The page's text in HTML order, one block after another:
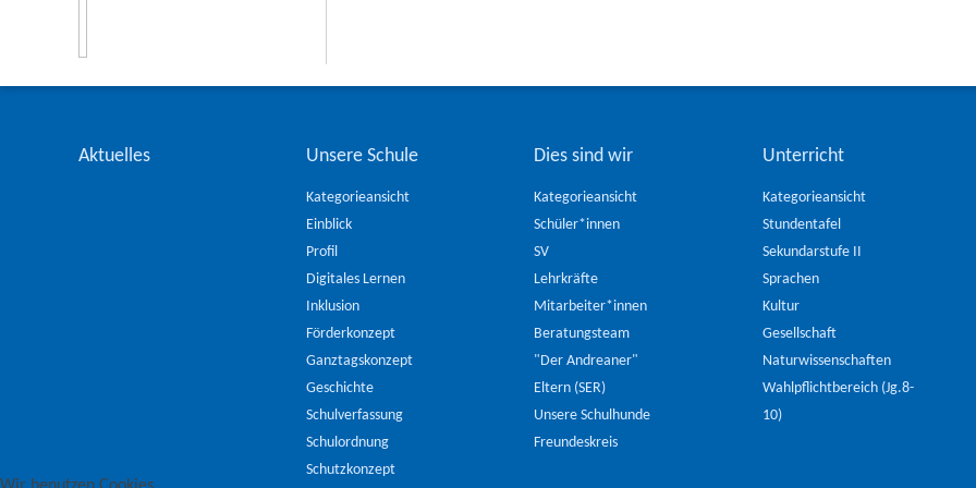
Aktuelles Unsere Schule
Kategorieansicht
Einblick
Profil
Digitales Lernen
Inklusion
Förderkonzept
Ganztagskonzept
Geschichte
Schulverfassung
Schulordnung
Schutzkonzept
Dies sind wir
Kategorieansicht
Schüler*innen
SV
Lehrkräfte
Mitarbeiter*innen
Beratungsteam
"Der Andreaner"
Eltern (SER)
Unsere Schulhunde
Freundeskreis
Unterricht
Kategorieansicht
Stundentafel
Sekundarstufe II
Sprachen
Kultur
Gesellschaft
Naturwissenschaften
Wahlpflichtbereich (Jg.8-
10)